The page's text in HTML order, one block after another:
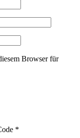
Browser für
*